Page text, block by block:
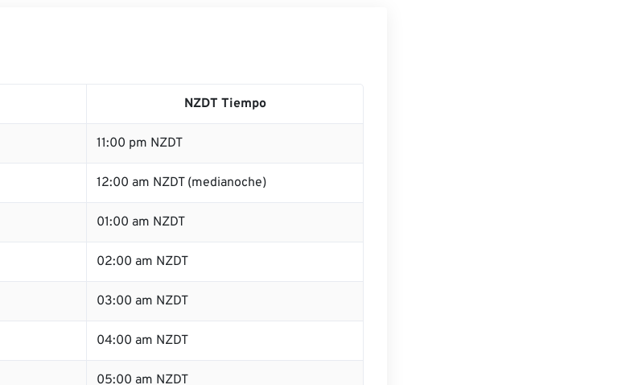
NZDT Tiempo
11:00 pm NZDT
12:00 am NZDT (medianoche)
01:00 am NZDT
02:00 am NZDT
03:00 am NZDT
04:00 am NZDT
05:00 am NZDT